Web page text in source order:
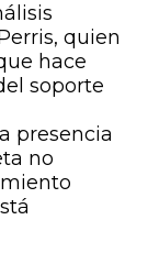
quien
hace
soporte
presencia
no